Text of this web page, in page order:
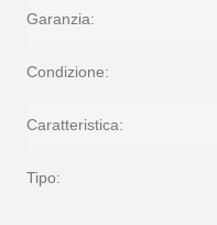
Garanzia:
Condizione:
Caratteristica:
Tipo: